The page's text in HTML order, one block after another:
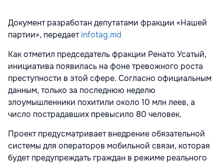
Документ разработан депутатами фракции «Нашей
партии», передаетinfotag.md
Как отметил председатель фракции Ренато Усатый,
инициатива появилась на фоне тревожного роста
преступности в этой сфере. Согласно официальным
данным, только за последнюю неделю
злоумышленники похитили около 10 млн леев, а
число пострадавших превысило 80 человек.
Проект предусматривает внедрение обязательной
системы для операторов мобильной связи, которая
будет предупреждать граждан в режиме реального